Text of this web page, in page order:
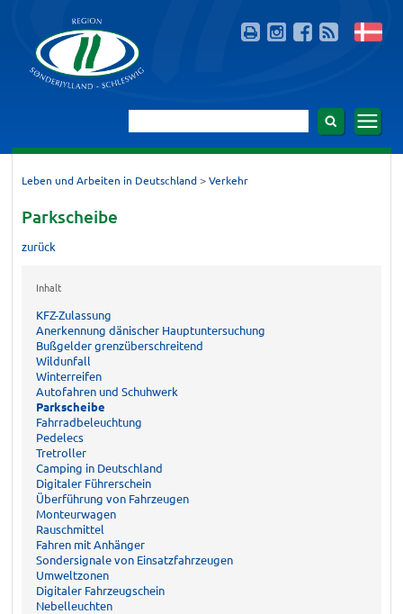
Leben und Arbeiten in Deutschland > Verkehr
Parkscheibe
zurück
Inhalt
KFZ-Zulassung
Anerkennung dänischer Hauptuntersuchung
Bußgelder grenzüberschreitend
Wildunfall
Winterreifen
Autofahren und Schuhwerk
Parkscheibe
Fahrradbeleuchtung
Pedelecs
Tretroller
Camping in Deutschland
Digitaler Führerschein
Überführung von Fahrzeugen
Monteurwagen
Rauschmittel
Fahren mit Anhänger
Sondersignale von Einsatzfahrzeugen
Umweltzonen
Digitaler Fahrzeugschein
Nebelleuchten